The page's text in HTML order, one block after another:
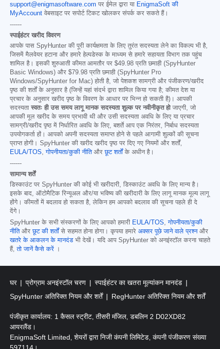
support@enigmasoftware.com पर ईमेल द्वारा या EnigmaSoft की
MyAccount वेबसाइट पर सपोर्ट टिकट खोलकर संपर्क कर सकते हैं।
------
स्पाईहंटर खरीद विवरण
आपके पास SpyHunter की पूरी कार्यक्षमता के लिए तुरंत सदस्यता लेने का विकल्प भी है,
जिसमें मैलवेयर हटाना और हमारे हेल्पडेस्क के माध्यम से हमारे सहायता विभाग तक पहुंच
शामिल है। इसकी शुरुआती कीमत आमतौर पर $49.98 प्रति छमाही (SpyHunter
Basic Windows) और $79.98 प्रति छमाही (SpyHunter Pro
Windows/SpyHunter for Mac) होती है, जो पेशकश सामग्री और पंजीकरण/खरीद
पृष्ठ की शर्तों के अनुसार है (जिन्हें यहां संदर्भ द्वारा शामिल किया गया है; कीमत देश या
प्रचार के अनुसार खरीद पृष्ठ के विवरण के आधार पर भिन्न हो सकती है)। आपकी
सदस्यता स्वतः ही उस समय लागू मानक सदस्यता शुल्क पर नवीनीकृत होजाएगी, जो
आपकी मूल खरीद के समय प्रभावी थी और उसी सदस्यता अवधि के लिए या प्रचार
सामग्री/खरीद पृष्ठ में निर्धारित अवधि के लिए, बशर्ते आप एक निरंतर, निर्बाध सदस्यता
उपयोगकर्ता हों। आपको अपनी सदस्यता समाप्त होने से पहले आगामी शुल्कों की सूचना
प्राप्त होगी। SpyHunter की खरीद खरीद पृष्ठ पर दिए गए नियमों और शर्तों,
EULA/TOS ,गोपनीयता/कुकी नीतिऔरछूट शर्तोंके अधीन है।
------
सामान्य शर्तें
डिस्काउंट पर SpyHunter की कोई भी खरीदारी, डिस्काउंट अवधि के लिए मान्य है।
इसके बाद, ऑटोमैटिक रिन्यूअल और/या भविष्य की खरीदारी के लिए लागू मानक मूल्य लागू
होंगे। कीमतों में बदलाव हो सकता है, लेकिन हम आपको बदलाव की सूचना पहले ही दे
देंगे।
SpyHunter के सभी संस्करणों के लिए आपको हमारी EULA/TOS ,गोपनीयता/कुकी
नीतिऔरछूट की शर्तोंसे सहमत होना होगा। कृपया हमारे अक्सर पूछे जाने वाले प्रश्नऔर
खतरे के आकलन के मानदंड भी देखें। यदि आप SpyHunter को अनइंस्टॉल करना चाहते
हैं,तो जानें कैसे करें ।
घर प्रोग्राम अनइंस्टॉल चरण
स्पाईहंटर का खतरा मूल्यांकन मानदंड
SpyHunter अतिरिक्त नियम और शर्तें
RegHunter अतिरिक्त नियम और शर्तें
पंजीकृत कार्यालय: 1 कैसल स्ट्रीट, तीसरी मंजिल, डबलिन 2 D02XD82
आयरलैंड।
EnigmaSoft Limited, शेयरों द्वारा निजी कंपनी लिमिटेड, कंपनी पंजीकरण संख्या
597114।